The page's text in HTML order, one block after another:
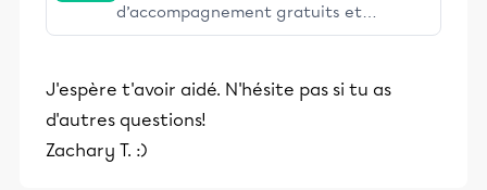
d’accompagnement gratuits et
stimulants, Alloprof engage les élèves
éducative.
J'espère t'avoir aidé. N'hésite pas si tu as
d'autres questions!
Zachary T. :)